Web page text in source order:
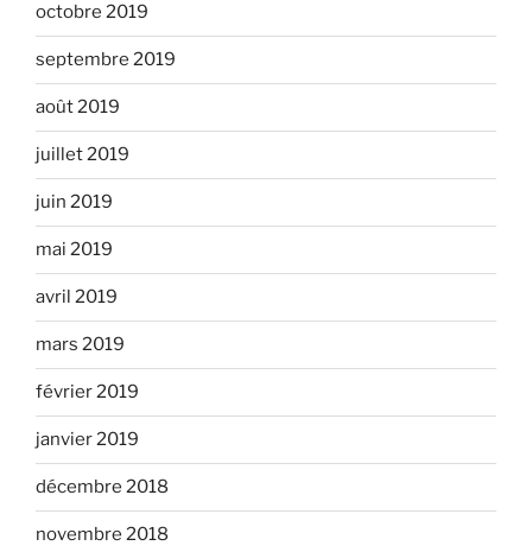
octobre 2019
septembre 2019
août 2019
juillet 2019
juin 2019
mai 2019
avril 2019
mars 2019
février 2019
janvier 2019
décembre 2018
novembre 2018